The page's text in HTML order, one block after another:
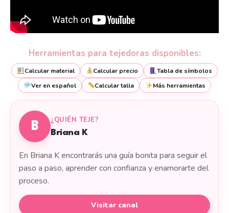
Herramientas para tejedoras disponibles:
Calcular material Calcular precio
Tabla de símbolos
Ver en español
Calcular talla Más herramientas
B
¿QUIÉN TEJE?
Briana K
En Briana K encontrarás una guía bonita para seguir el
paso a paso, aprender con confianza y enamorarte del
proceso.
Visitar canal